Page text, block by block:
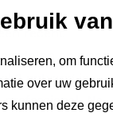
om
over uw
kunnen deze
recent
en waar
2 ontvang je
Na